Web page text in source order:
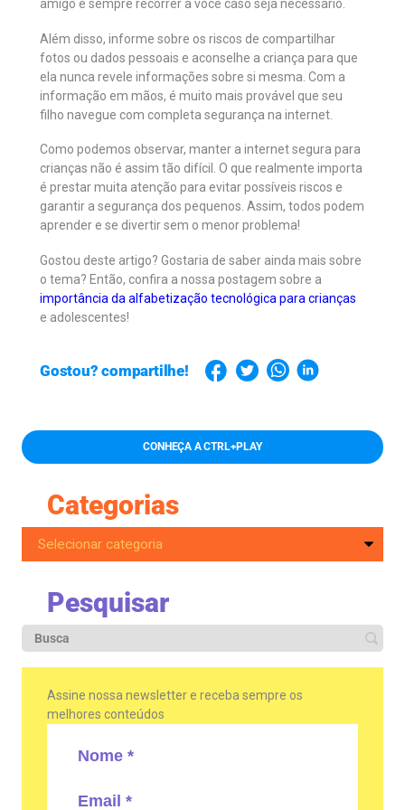
amigo e sempre recorrer a você caso seja necessário.
Além disso, informe sobre os riscos de compartilhar
fotos ou dados pessoais e aconselhe a criança para que
ela nunca revele informações sobre si mesma. Com a
informação em mãos, é muito mais provável que seu
filho navegue com completa segurança na internet.
Como podemos observar, manter a internet segura para
crianças não é assim tão difícil. O que realmente importa
é prestar muita atenção para evitar possíveis riscos e
garantir a segurança dos pequenos. Assim, todos podem
aprender e se divertir sem o menor problema!
Gostou deste artigo? Gostaria de saber ainda mais sobre
o tema? Então, confira a nossa postagem sobre a
importância da alfabetização tecnológica para crianças
e adolescentes!
Gostou? compartilhe!
CONHEÇA A CTRL+PLAY
Categorias
Pesquisar
Assine nossa newsletter e receba sempre os
melhores conteúdos